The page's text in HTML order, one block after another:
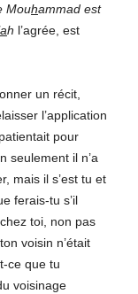
Mouhammad est
ah l’agrée, est
un récit,
l’application
pour
seulement il n’a
mais il s’est tu et
ferais-tu s’il
toi, non pas
voisin n’était
ce que tu
voisinage